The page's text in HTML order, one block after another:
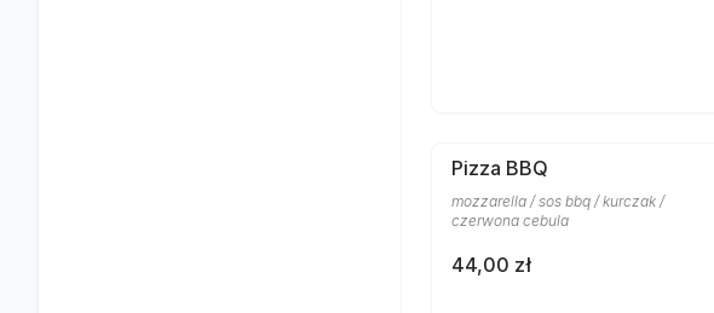
Pizza BBQ
mozzarella / sos bbq / kurczak /
czerwona cebula
44,00 zł